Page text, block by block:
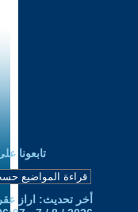
تابعونا
أخر تحديث: اراز